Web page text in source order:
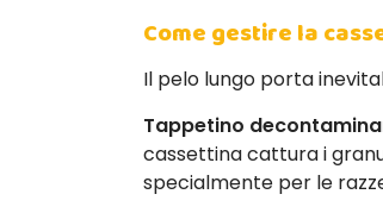
Come gestire la
Il pelo lungo porta
Tappetino
cassettina cattura i
specialmente per le